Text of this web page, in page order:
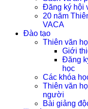
Đăng ký hội
20 năm
VACA
Đào tạo
Thiên văn
Giới
Đăng
học
Các khóa
Thiên văn
người
Bài giảng